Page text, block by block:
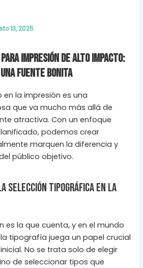
13, 2025
Impresión de Alto Impacto:
Fuente Bonita
en la impresión es una
que va mucho más allá de
atractiva. Con un enfoque
podemos crear
marquen la diferencia y
público objetivo.
Selección Tipográfica en la
es la que cuenta, y en el mundo
tipografía juega un papel crucial
No se trata solo de elegir
de seleccionar tipos que